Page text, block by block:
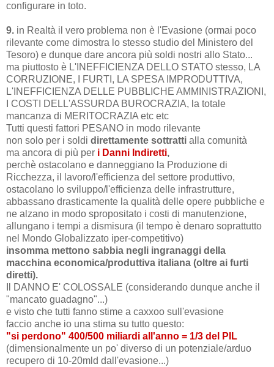
configurare in toto.
9. in Realtà il vero problema non è l'Evasione (ormai poco
rilevante come dimostra lo stesso studio del Ministero del
Tesoro) e dunque dare ancora più soldi nostri allo Stato...
ma piuttosto è L'INEFFICIENZA DELLO STATO stesso, LA
CORRUZIONE, I FURTI, LA SPESA IMPRODUTTIVA,
L'INEFFICIENZA DELLE PUBBLICHE AMMINISTRAZIONI,
I COSTI DELL'ASSURDA BUROCRAZIA, la totale
mancanza di MERITOCRAZIA etc etc
Tutti questi fattori PESANO in modo rilevante
non solo per i soldi direttamente sottratti alla comunità
ma ancora di più per i Danni Indiretti,
perchè ostacolano e danneggiano la Produzione di
Ricchezza, il lavoro/l'efficienza del settore produttivo,
ostacolano lo sviluppo/l'efficienza delle infrastrutture,
abbassano drasticamente la qualità delle opere pubbliche e
ne alzano in modo spropositato i costi di manutenzione,
allungano i tempi a dismisura (il tempo è denaro soprattutto
nel Mondo Globalizzato iper-competitivo)
insomma mettono sabbia negli ingranaggi della
macchina economica/produttiva italiana (oltre ai furti
diretti).
Il DANNO E' COLOSSALE (considerando dunque anche il
"mancato guadagno"...)
e visto che tutti fanno stime a caxxoo sull'evasione
faccio anche io una stima su tutto questo:
"si perdono" 400/500 miliardi all'anno = 1/3 del PIL
(dimensionalmente un po' diverso di un potenziale/arduo
recupero di 10-20mld dall'evasione...)